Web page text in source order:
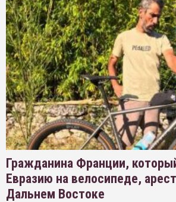
Гражданина Франции,
Евразию на велосипеде,
Дальнем Востоке